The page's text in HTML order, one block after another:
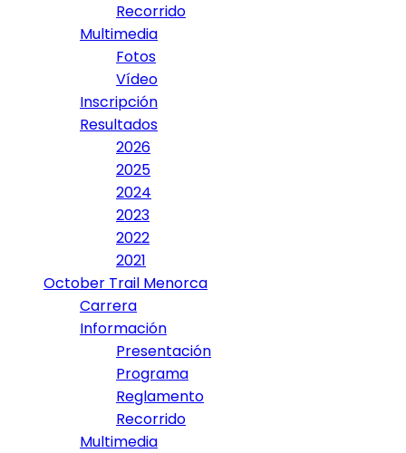
Recorrido
Multimedia
Fotos
Vídeo
Inscripción
Resultados
2026
2025
2024
2023
2022
2021
October Trail Menorca
Carrera
Información
Presentación
Programa
Reglamento
Recorrido
Multimedia